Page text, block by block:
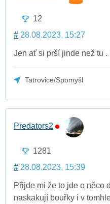
12
# 28.08.2023, 15:27
Jen ať si prší jinde než tu .
Tatrovice/Spomyšl
Predators2
1281
# 28.08.2023, 15:39
Přijde mi že to jde o něco
naskakují bouřky i v